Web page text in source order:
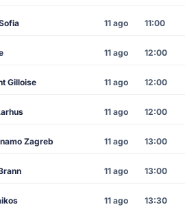
11 ago 11:00
11 ago 12:00
Gilloise 11 ago 12:00
11 ago 12:00
Zagreb 11 ago 13:00
11 ago 13:00
11 ago 13:30